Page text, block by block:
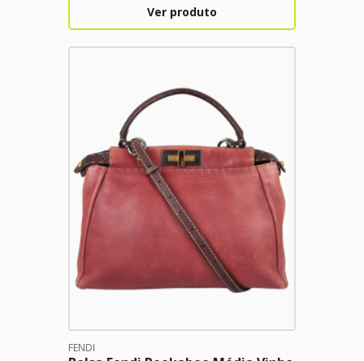
Ver produto
FENDI